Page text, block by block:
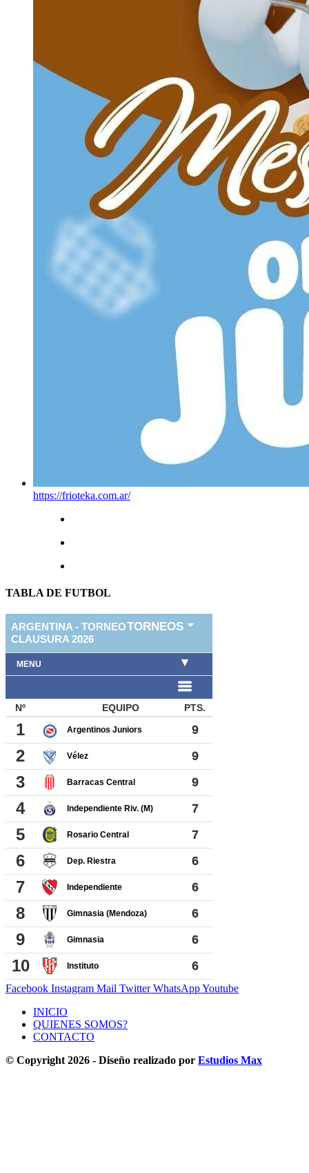
https://frioteka.com.ar/
TABLA DE FUTBOL
Facebook Instagram Mail Twitter WhatsAppYoutube
INICIO
QUIENES SOMOS?
CONTACTO
© Copyright 2026 - Diseño realizado por Estudios Max